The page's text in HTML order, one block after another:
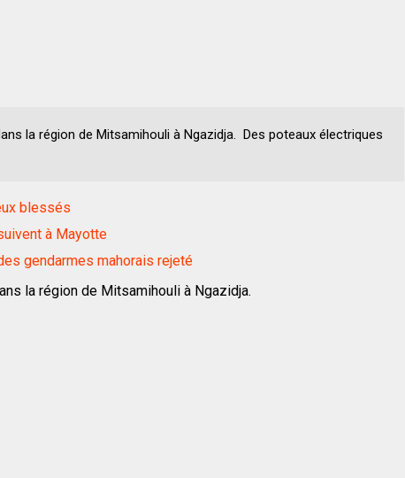
la région de Mitsamihouli à Ngazidja. Des poteaux électriques
blessés
à Mayotte
gendarmes mahorais rejeté
la région de Mitsamihouli à Ngazidja.